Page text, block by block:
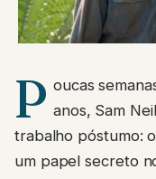
P oucas
anos, Sam
trabalho póstumo:
um papel secreto